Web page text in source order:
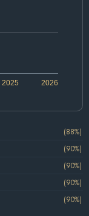
2026
2025
(88%)
(90%)
(90%)
(90%)
(90%)